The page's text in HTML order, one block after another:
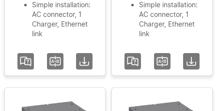
Simple installation:
AC connector, 1
Charger, Ethernet
link
Simple installation:
AC connector, 1
Charger, Ethernet
link